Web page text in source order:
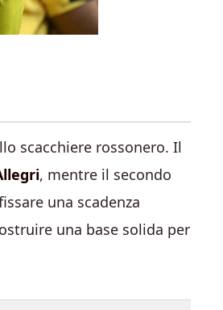
scacchiere rossonero. Il
, mentre il secondo
una scadenza
una base solida per